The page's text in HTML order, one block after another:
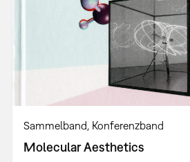
Sammelband Konferenzband
Molecular Aesthetics